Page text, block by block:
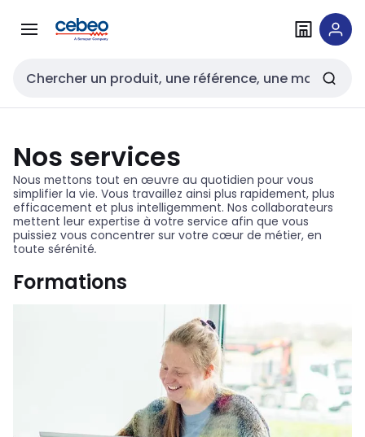
navigationau
Entrée de recherche
Nos services
Nous mettons tout en œuvre au quotidien pour vous
simplifier la vie. Vous travaillez ainsi plus rapidement, plus
efficacement et plus intelligemment. Nos collaborateurs
mettent leur expertise à votre service afin que vous
puissiez vous concentrer sur votre cœur de métier, en
toute sérénité.
Formations